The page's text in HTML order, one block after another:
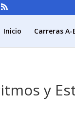
Inicio Carreras A-
y